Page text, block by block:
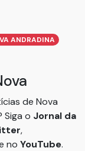
ANDRADINA
de Nova
Siga o Jornal da
,
no YouTube.